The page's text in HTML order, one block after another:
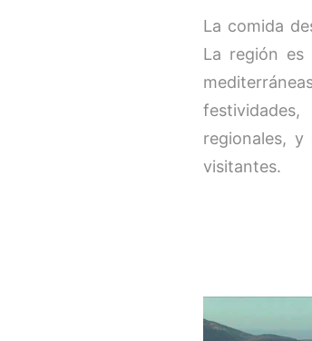
La comida
La región es
regionales,
visitantes.